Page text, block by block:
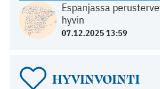
Espanjassa
hyvin
07.12.2025 13:59
HYVINVOINTI